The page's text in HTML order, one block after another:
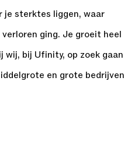
je sterktes liggen, waar
ging. Je groeit heel
bij Ufinity, op zoek gaan
en grote bedrijven